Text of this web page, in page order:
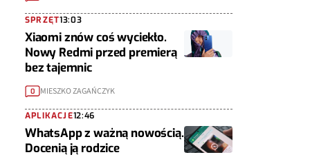
SPRZĘT13:03
Xiaomi znów coś wyciekło.
Nowy Redmi przed premierą
bez tajemnic
0 MIESZKO ZAGAŃCZYK
APLIKACJE12:46
WhatsApp z ważną nowością.
Docenią ją rodzice